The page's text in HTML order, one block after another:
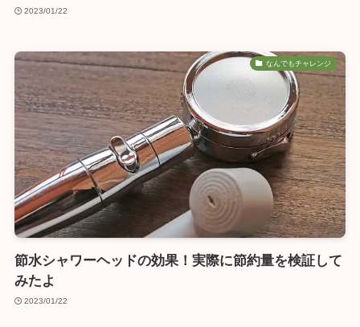
2023/01/22
なんでもチャレンジ
節水シャワーヘッドの効果！実際に節約量を検証して
みたよ
2023/01/22